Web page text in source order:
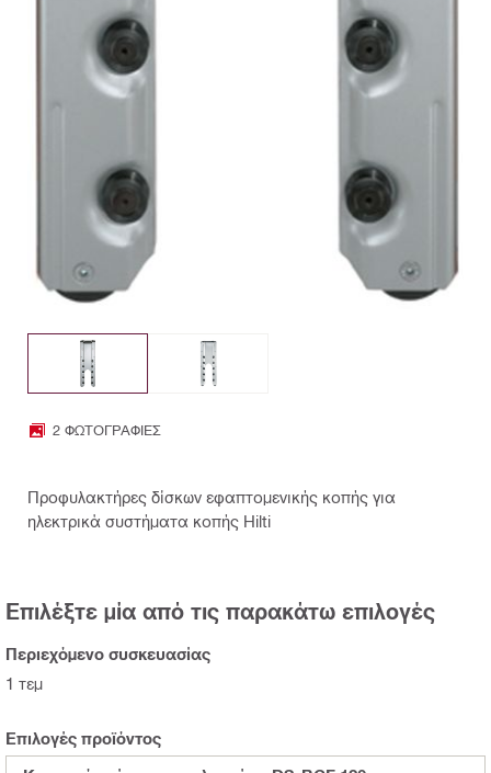
2 ΦΩΤΟΓΡΑΦΊΕΣ
Προφυλακτήρες δίσκων εφαπτομενικής κοπής για
ηλεκτρικά συστήματα κοπής Hilti
Επιλέξτε μία από τις παρακάτω επιλογές
Περιεχόμενο συσκευασίας
1 τεμ
Επιλογές προϊόντος